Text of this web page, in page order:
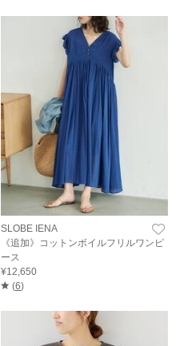
SLOBE IENA
《追加》コットンボイルフリルワンピ
ース
¥12,650
(6)